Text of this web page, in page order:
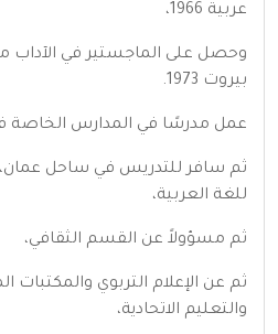
عربية 1966،
وحصل على الماجستير في الآداب
بيروت 1973.
عمل مدرسًا في المدارس الخاصة في
ثم سافر للتدريس في ساحل
للغة العربية،
ثم مسؤولاً عن القسم الثقافي،
ثم عن الإعلام التربوي والمكتبات
والتعليم الاتحادية،